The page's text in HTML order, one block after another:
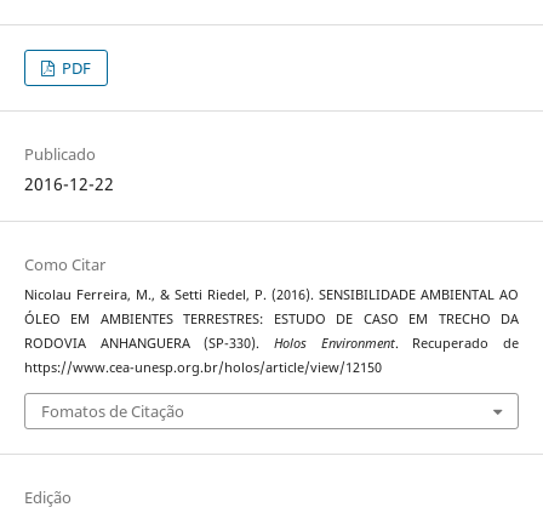
PDF
Publicado
2016-12-22
Como Citar
Nicolau Ferreira, M., & Setti Riedel, P. (2016). SENSIBILIDADE AMBIENTAL AO
ÓLEO EM AMBIENTES TERRESTRES: ESTUDO DE CASO EM TRECHO DA
RODOVIA ANHANGUERA (SP-330). Holos Environment. Recuperado de
https://www.cea-unesp.org.br/holos/article/view/12150
Fomatos de Citação
Edição